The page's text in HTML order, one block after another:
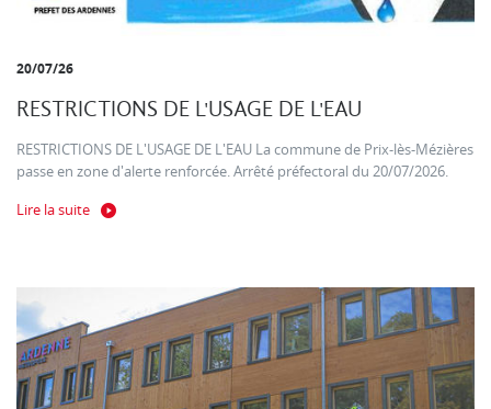
20/07/26
RESTRICTIONS DE L'USAGE DE L'EAU
RESTRICTIONS DE L'USAGE DE L'EAU La commune de Prix-lès-Mézières
passe en zone d'alerte renforcée. Arrêté préfectoral du 20/07/2026.
Lire la suite